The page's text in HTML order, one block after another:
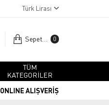
Türk Lirası
Sepetim 0
TÜM
KATEGORİLER
ONLINE ALIŞVERİŞ